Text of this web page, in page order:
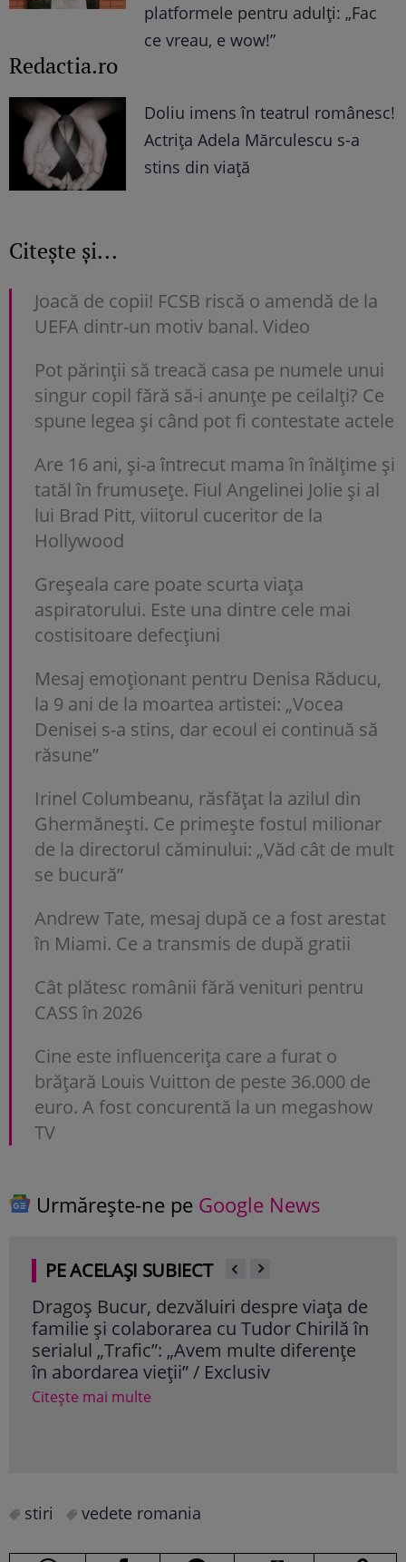
platformele pentru adulți: „Fac
ce vreau, e wow!”
Redactia.ro
Doliu imens în teatrul românesc!
Actrița Adela Mărculescu s-a
stins din viață
Citește și...
Joacă de copii! FCSB riscă o amendă de la
UEFA dintr-un motiv banal. Video
Pot părinții să treacă casa pe numele unui
singur copil fără să-i anunțe pe ceilalți? Ce
spune legea și când pot fi contestate actele
Are 16 ani, și-a întrecut mama în înălțime și
tatăl în frumusețe. Fiul Angelinei Jolie și al
lui Brad Pitt, viitorul cuceritor de la
Hollywood
Greșeala care poate scurta viața
aspiratorului. Este una dintre cele mai
costisitoare defecțiuni
Mesaj emoționant pentru Denisa Răducu,
la 9 ani de la moartea artistei: „Vocea
Denisei s-a stins, dar ecoul ei continuă să
răsune”
Irinel Columbeanu, răsfățat la azilul din
Ghermănești. Ce primește fostul milionar
de la directorul căminului: „Văd cât de mult
se bucură”
Andrew Tate, mesaj după ce a fost arestat
în Miami. Ce a transmis de după gratii
Cât plătesc românii fără venituri pentru
CASS în 2026
Cine este influencerița care a furat o
brățară Louis Vuitton de peste 36.000 de
euro. A fost concurentă la un megashow
TV
Urmărește-ne pe Google News
PE ACELAȘI SUBIECT
Dragoș Bucur, dezvăluiri despre viața de
familie și colaborarea cu Tudor Chirilă în
serialul „Trafic”: „Avem multe diferențe
în abordarea vieții” / Exclusiv
Citește mai multe
stiri vedete romania